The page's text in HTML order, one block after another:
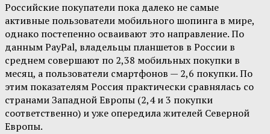
Российские покупатели пока далеко не самые
активные пользователи мобильного шопинга в мире,
однако постепенно осваивают это направление. По
данным PayPal, владельцы планшетов в России в
среднем совершают по 2,38 мобильных покупки в
месяц, а пользователи смартфонов — 2,6 покупки. По
этим показателям Россия практически сравнялась со
странами Западной Европы (2,4 и 3 покупки
соответственно) и уже опередила жителей Северной
Европы.